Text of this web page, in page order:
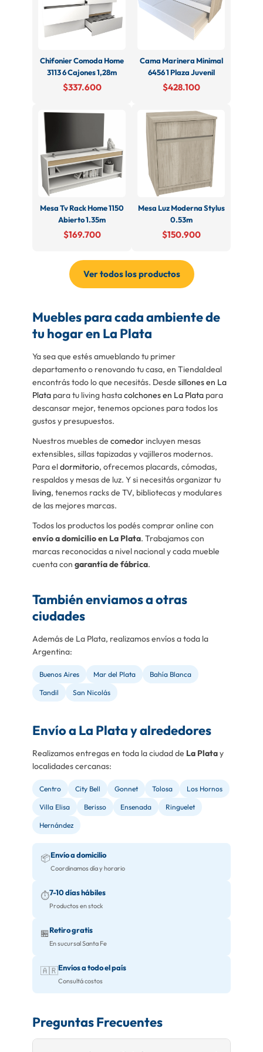
Chifonier Comoda Home
3113 6 Cajones 1,28m
$337.600
Cama Marinera Minimal
6456 1 Plaza Juvenil
$428.100
Mesa Tv Rack Home 1150
Abierto 1.35m
$169.700
Mesa Luz Moderna Stylus
0.53m
$150.900
Ver todos los productos
Muebles para cada ambiente de
tu hogar en La Plata
Ya sea que estés amueblando tu primer
departamento o renovando tu casa, en TiendaIdeal
encontrás todo lo que necesitás. Desde sillones en La
Plata para tu living hastacolchones en La Plata para
descansar mejor, tenemos opciones para todos los
gustos y presupuestos.
Nuestros muebles de comedor incluyen mesas
extensibles, sillas tapizadas y vajilleros modernos.
Para eldormitorio, ofrecemos placards, cómodas,
respaldos y mesas de luz. Y si necesitás organizar tu
living, tenemos racks de TV, bibliotecas y modulares
de las mejores marcas.
Todos los productos los podés comprar online con
envío a domicilio en La Plata. Trabajamos con
marcas reconocidas a nivel nacional y cada mueble
cuenta con garantía de fábrica.
También enviamos a otras
ciudades
Además de La Plata, realizamos envíos a toda la
Argentina:
Buenos Aires Mar del Plata Bahía Blanca
Tandil San Nicolás
Envío a La Plata y alrededores
Realizamos entregas en toda la ciudad de La Platay
localidades cercanas:
Centro City Bell Gonnet Tolosa Los Hornos
Villa Elisa Berisso Ensenada Ringuelet
Hernández
📦Envío a domicilio
Coordinamos día y horario
⏱️7-10 días hábiles
Productos en stock
🏪Retiro gratis
En sucursal Santa Fe
🇦🇷Envíos a todo el país
Consultá costos
Preguntas Frecuentes